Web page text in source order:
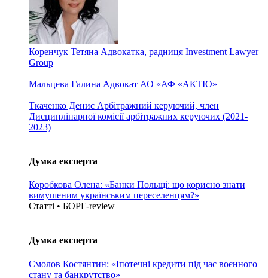
Коренчук Тетяна Адвокатка, радниця Investment Lawyer
Group
Мальцева Галина Адвокат АО «АФ «АКТІО»
Ткаченко Денис Арбітражний керуючий, член
Дисциплінарної комісії арбітражних керуючих (2021-
2023)
Думка експерта
Коробкова Олена: «Банки Польщі: що корисно знати
вимушеним українським переселенцям?»
Статті • БОРГ-review
Думка експерта
Смолов Костянтин: «Іпотечні кредити під час воєнного
стану та банкрутство»